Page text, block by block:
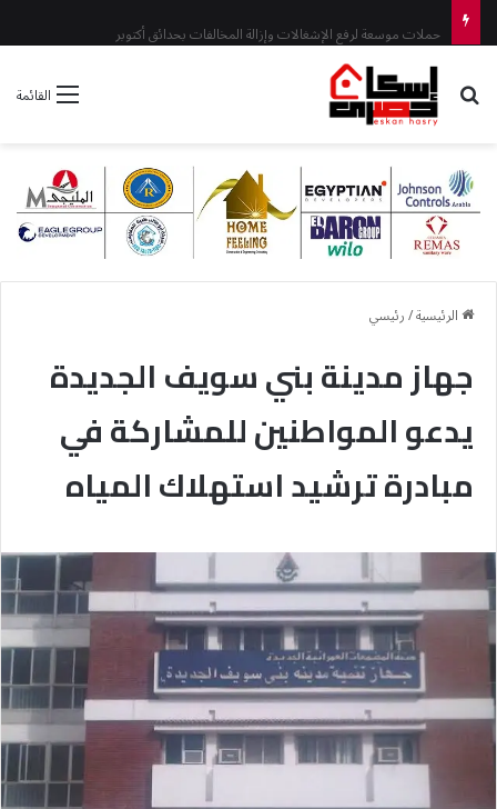
حملات موسعة لرفع الإشغالات وإزالة المخالفات بحدائق أكتوبر
القائمة بحث عن
الرئيسية/رئيسي
جهاز مدينة بني سويف الجديدة
يدعو المواطنين للمشاركة في
مبادرة ترشيد استهلاك المياه